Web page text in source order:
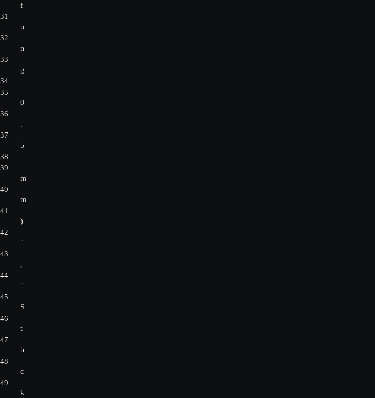
f
31
u
32
n
33
g
34
35
0
36
,
37
5
38
39
m
40
m
41
)
42
"
43
,
44
"
45
S
46
t
47
ü
48
c
49
k